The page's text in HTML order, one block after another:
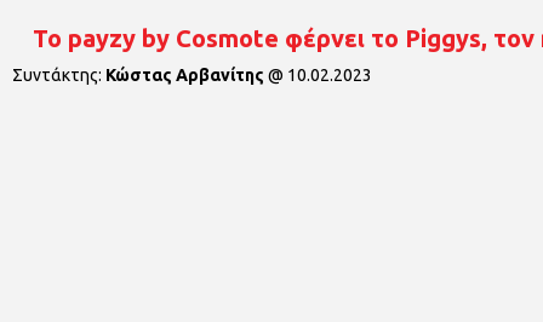
To payzy by Cosmote φέρνει το Piggys, τον
Συντάκτης: Κώστας Αρβανίτης @ 10.02.2023